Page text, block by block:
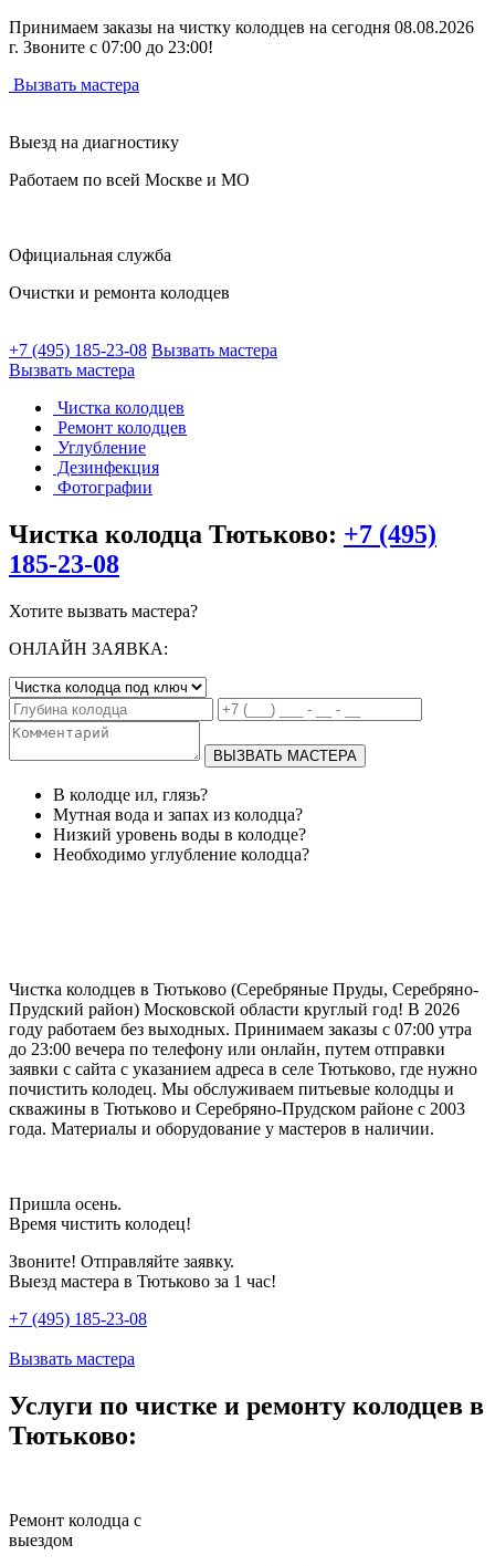
Принимаем заказы на чистку колодцев на сегодня 08.08.2026
г. Звоните с 07:00 до 23:00!
Вызвать мастера
Выезд на диагностику
Работаем по всей Москве и МО
Официальная служба
Очистки и ремонта колодцев
+7 (495) 185-23-08 Вызвать мастера
Вызвать мастера
Чистка колодцев
Ремонт колодцев
Углубление
Дезинфекция
Фотографии
Чистка колодца Тютьково: +7 (495)
185-23-08
Хотите вызвать мастера?
ОНЛАЙН ЗАЯВКА:
ВЫЗВАТЬ МАСТЕРА
В колодце ил, глязь?
Мутная вода и запах из колодца?
Низкий уровень воды в колодце?
Необходимо углубление колодца?
Чистка колодцев в Тютьково (Серебряные Пруды, Серебряно-
Прудский район) Московской области круглый год! В 2026
году работаем без выходных. Принимаем заказы с 07:00 утра
до 23:00 вечера по телефону или онлайн, путем отправки
заявки с сайта с указанием адреса в селе Тютьково, где нужно
почистить колодец. Мы обслуживаем питьевые колодцы и
скважины в Тютьково и Серебряно-Прудском районе с 2003
года. Материалы и оборудование у мастеров в наличии.
Пришла осень.
Время чистить колодец!
Звоните! Отправляйте заявку.
Выезд мастера в Тютьково за 1 час!
+7 (495) 185-23-08
Вызвать мастера
Услуги по чистке и ремонту колодцев в
Тютьково:
Ремонт колодца с
выездом